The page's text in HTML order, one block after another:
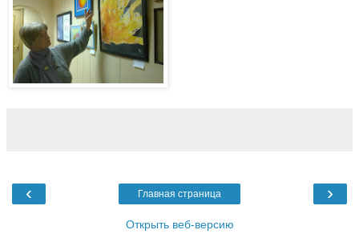
‹ ›
Главная страница
Открыть веб-версию